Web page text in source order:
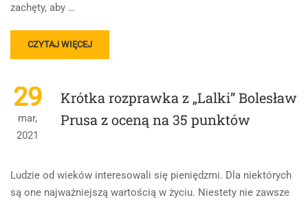
zachęty, aby …
READ
MORE
DODAJ
NOTATKĘ
CZYTAJ WIĘCEJ
29
mar,
2021
Krótka rozprawka z „Lalki” Bolesław
Prusa z oceną na 35 punktów
Ludzie od wieków interesowali się pieniędzmi. Dla niektórych
są one najważniejszą wartością w życiu. Niestety nie zawsze